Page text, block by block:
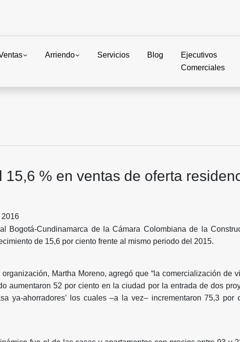
Arriendo Servicios Blog
Ejecutivos
Comerciales
15,6 % en ventas de oferta
2016
Bogotá-Cundinamarca de la Cámara Colombiana de la
de 15,6 por ciento frente al mismo periodo del 2015.
organización, Martha Moreno, agregó que “la comercialización de
aumentaron 52 por ciento en la ciudad por la entrada de dos
ya-ahorradores’ los cuales –a la vez– incrementaron 75,3